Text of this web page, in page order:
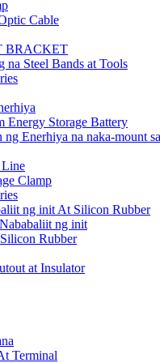
Cable
BRACKET
na Steel Bands at Tools
Energy Storage Battery
ng Enerhiya na naka-mount
Line
Clamp
ng init At Silicon Rubber
ng init
Rubber
at Insulator
Terminal